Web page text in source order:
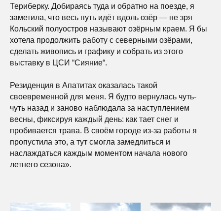
Териберку. Добираясь туда и обратно на поезде, я
заметила, что весь путь идёт вдоль озёр — не зря
Кольский полуостров называют озёрным краем. Я бы
хотела продолжить работу с северными озёрами,
сделать живопись и графику и собрать из этого
выставку в ЦСИ “Сияние“.
Резиденция в Апатитах оказалась такой
своевременной для меня. Я будто вернулась чуть-
чуть назад и заново наблюдала за наступлением
весны, фиксируя каждый день: как тает снег и
пробивается трава. В своём городе из-за работы я
пропустила это, а тут смогла замедлиться и
наслаждаться каждым моментом начала нового
летнего сезона».